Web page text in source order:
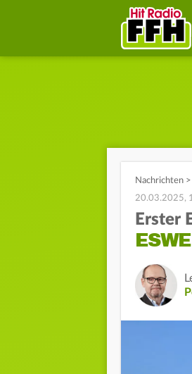
Nachrichten >
20.03.2025,
Erster